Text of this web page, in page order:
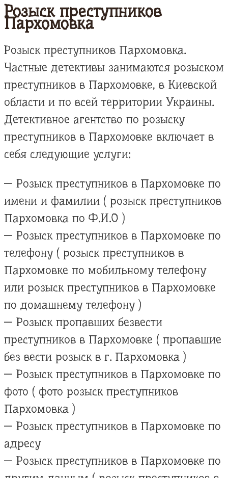
Розыск преступников
Пархомовка
Розыск преступников Пархомовка.
Частные детективы занимаются розыском
преступников в Пархомовке, в Киевской
области и по всей территории Украины.
Детективное агентство по розыску
преступников в Пархомовке включает в
себя следующие услуги:
— Розыск преступников в Пархомовке по
имени и фамилии ( розыск преступников
Пархомовка по Ф.И.О )
— Розыск преступников в Пархомовке по
телефону ( розыск преступников в
Пархомовке по мобильному телефону
или розыск преступников в Пархомовке
по домашнему телефону )
— Розыск пропавших безвести
преступников в Пархомовке ( пропавшие
без вести розыск в г. Пархомовка )
— Розыск преступников в Пархомовке по
фото ( фото розыск преступников
Пархомовка )
— Розыск преступников в Пархомовке по
адресу
— Розыск преступников в Пархомовке по